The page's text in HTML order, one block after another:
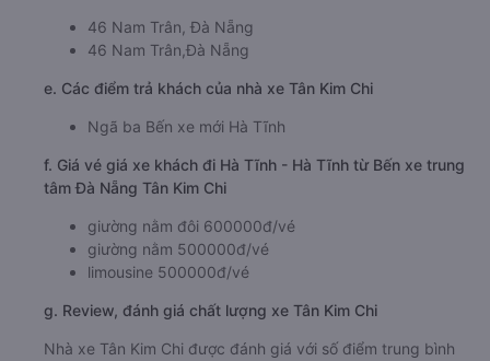
46 Nam Trân, Đà Nẵng
46 Nam Trân,Đà Nẵng
e. Các điểm trả khách của nhà xe Tân Kim Chi
Ngã ba Bến xe mới Hà Tĩnh
f. Giá vé giá xe khách đi Hà Tĩnh - Hà Tĩnh từ Bến xe trung
tâm Đà Nẵng Tân Kim Chi
giường nằm đôi 600000đ/vé
giường nằm 500000đ/vé
limousine 500000đ/vé
g. Review, đánh giá chất lượng xe Tân Kim Chi
Nhà xe Tân Kim Chi được đánh giá với số điểm trung bình